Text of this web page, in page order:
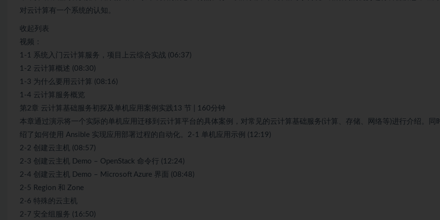
对云计算有一个系统的认知。
收起列表
视频：
1-1 系统入门云计算服务，项目上云综合实战 (06:37)
1-2 云计算概述 (08:30)
1-3 为什么要用云计算 (08:16)
1-4 云计算服务概览
第2章 云计算基础服务初探及单机应用案例实践13 节 | 160分钟
本章通过演示将一个实际的单机应用迁移到云计算平台的具体案例，对常见的云计算基础服务(计算、存储、网络等)进行介绍。同
绍了如何使用 Ansible 实现应用部署过程的自动化。2-1 单机应用示例 (12:19)
2-2 创建云主机 (08:57)
2-3 创建云主机 Demo – OpenStack 命令行 (12:24)
2-4 创建云主机 Demo – Microsoft Azure 界面 (08:48)
2-5 Region 和 Zone
2-6 特殊的云主机
2-7 安全组服务 (16:50)